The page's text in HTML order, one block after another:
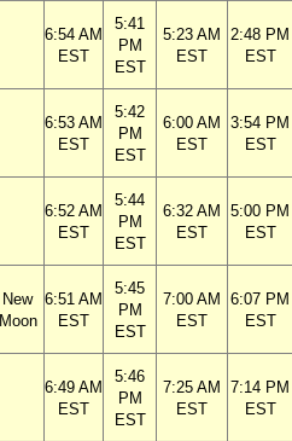
6:54 AM
EST
5:41
PM
EST
5:23 AM
EST
2:48 PM
EST
6:53 AM
EST
5:42
PM
EST
6:00 AM
EST
3:54 PM
EST
6:52 AM
EST
5:44
PM
EST
6:32 AM
EST
5:00 PM
EST
New
Moon
6:51 AM
EST
5:45
PM
EST
7:00 AM
EST
6:07 PM
EST
6:49 AM
EST
5:46
PM
EST
7:25 AM
EST
7:14 PM
EST